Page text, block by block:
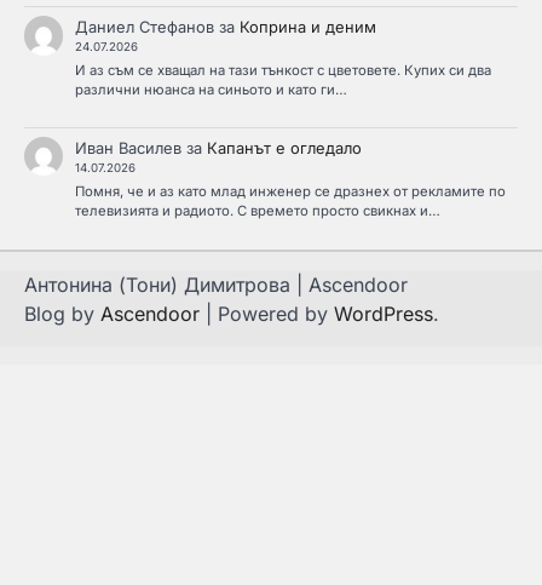
Даниел Стефановза Коприна и деним
24.07.2026
И аз съм се хващал на тази тънкост с цветовете. Купих си два
различни нюанса на синьото и като ги…
Иван Василевза Капанът е огледало
14.07.2026
Помня, че и аз като млад инженер се дразнех от рекламите по
телевизията и радиото. С времето просто свикнах и…
Антонина (Тони) Димитрова | Ascendoor
Blog by Ascendoor | Powered by WordPress.